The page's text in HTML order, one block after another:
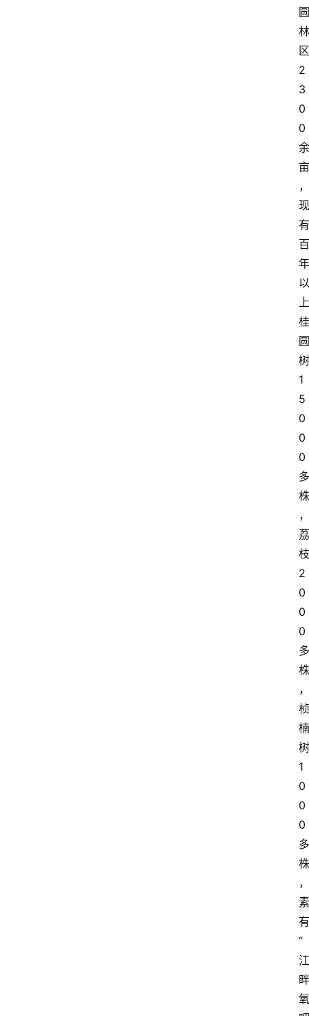
圆
林
区
2
3
0
0
余
亩
，
现
有
百
年
以
上
桂
圆
树
1
5
0
0
0
多
株
，
荔
枝
2
0
0
0
多
株
，
桢
楠
树
1
0
0
0
多
株
，
素
有
“
江
畔
氧